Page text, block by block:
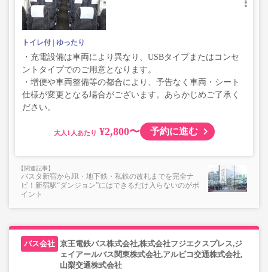
トイレ付 ゆったり
・充電設備は車両により異なり、USBタイプまたはコンセ
ントタイプでのご用意となります。
・増便や車両整備等の都合により、予告なく車両・シート
仕様が変更となる場合がございます。あらかじめご了承く
ださい。
大人 ¥2,800〜 予約に進む
バスタ新宿からJR・地下鉄・私鉄の改札までを完全ナ
ビ！新宿駅“ダンジョン”にはできるだけ入らないのがポ
イント
京王電鉄バス株式会社,株式会社フジエクスプレス,ジ
ェイアールバス関東株式会社,アルピコ交通株式会社,
山梨交通株式会社